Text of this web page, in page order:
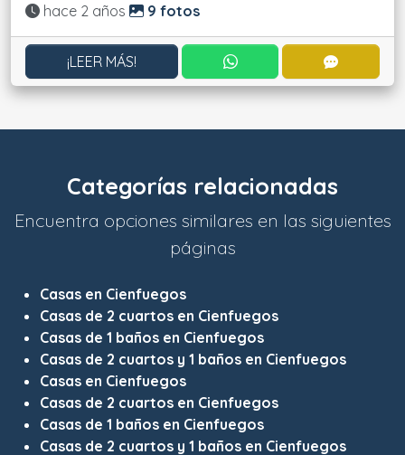
Actualizado:
hace 2 años 9 fotos
¡LEER MÁS! CONTACTAR POR
Categorías relacionadas
Encuentra opciones similares en las siguientes
páginas
Casas en Cienfuegos
Casas de 2 cuartos en Cienfuegos
Casas de 1 baños en Cienfuegos
Casas de 2 cuartos y 1 baños en Cienfuegos
Casas en Cienfuegos
Casas de 2 cuartos en Cienfuegos
Casas de 1 baños en Cienfuegos
Casas de 2 cuartos y 1 baños en Cienfuegos